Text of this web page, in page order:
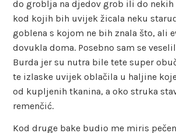
do groblja na djedov grob ili do
kod kojih bih uvijek žicala neku
goblena s kojom ne bih znala što, ali
dovukla doma. Posebno sam se
Burda jer su nutra bile tete super
te izlaske uvijek oblačila u haljine
od kupljenih tkanina, a oko struka
remenčić.
Kod druge bake budio me miris